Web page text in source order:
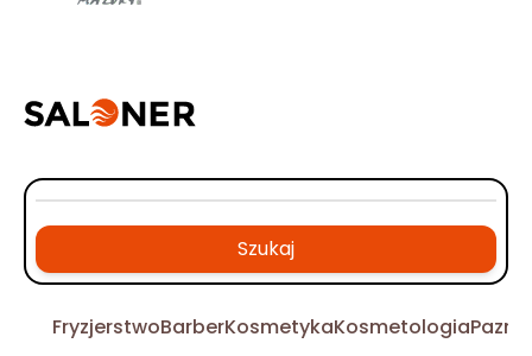
Szukaj
FryzjerstwoBarberKosmetykaKosmetologia